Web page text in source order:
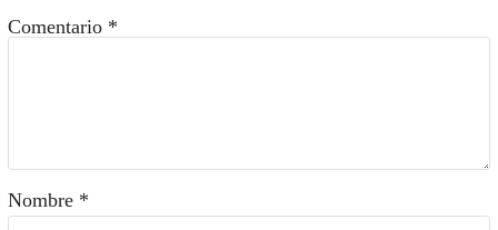
Comentario *
Nombre *